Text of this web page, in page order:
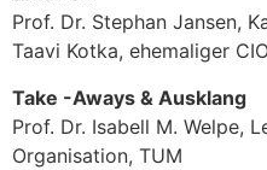
Prof. Dr. Stephan Jansen,
Taavi Kotka, ehemaliger
Take -Aways & Ausklang
Prof. Dr. Isabell M. Welpe,
Organisation, TUM